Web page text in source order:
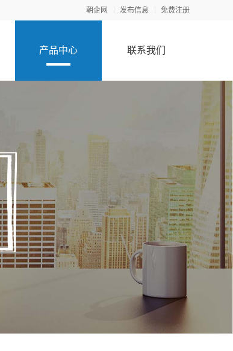
朝企网 发布信息 免费注册
产品中心 联系我们